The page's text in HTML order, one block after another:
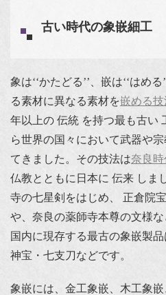
古い時代の象嵌細工
象は‘‘かたどる’’、嵌は‘‘はめ
る素材に異なる素材を嵌める技
年以上の 伝統 を持つ最も古い
ら世界の国々において武器や
てきました。その技法は奈良時
仏教とともに日本に 伝来 しま
寺の七星剣をはじめ、 正倉院
や、奈良の薬師寺本尊の文様
国内に現存する最古の象嵌製
神宝・七支刀などです。
象嵌には、金工象嵌、木工象